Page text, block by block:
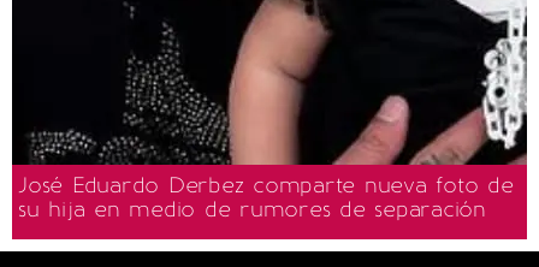
José Eduardo Derbez comparte nueva foto de
su hija en medio de rumores de separación